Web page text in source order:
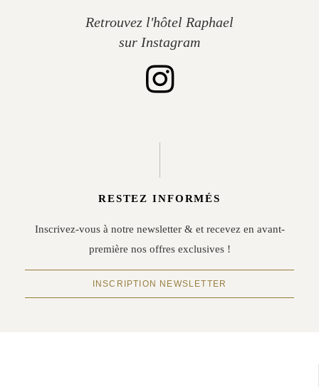
Retrouvez l'hôtel Raphael
sur Instagram
RESTEZ INFORMÉS
Inscrivez-vous à notre newsletter & et recevez en avant-
première nos offres exclusives !
INSCRIPTION NEWSLETTER